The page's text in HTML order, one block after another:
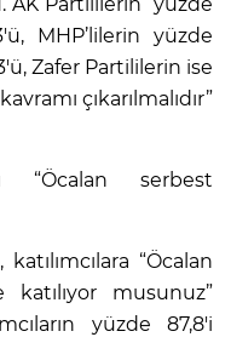
MHP’lilerin yüzde
Zafer Partililerin ise
çıkarılmalıdır”
“Öcalan serbest
“Öcalan
katılıyor musunuz”
yüzde 87,8'i